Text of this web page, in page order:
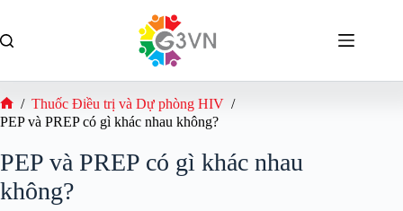
phần
Trang
/ Thuốc Điều trị và Dự phòng HIV /
PEP và PREP có gì khác nhau không?
PEP và PREP có gì khác nhau
không?